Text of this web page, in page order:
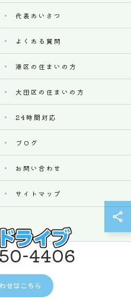
4406
せはこちら
代表あいさつ
よくある質問
港区の住まいの方
大田区の住まいの方
24時間対応
ブログ
お問い合わせ
サイトマップ
ケアサポート ドライブ ALL RIGHTS